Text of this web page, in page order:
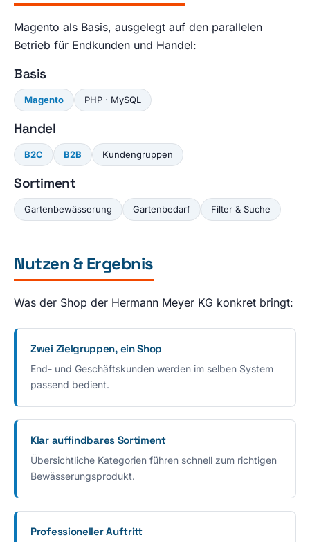
Magento als Basis, ausgelegt auf den parallelen
Betrieb für Endkunden und Handel:
Basis
Magento PHP · MySQL
Handel
B2C B2B Kundengruppen
Sortiment
Gartenbewässerung Gartenbedarf Filter & Suche
Nutzen & Ergebnis
Was der Shop der Hermann Meyer KG konkret bringt:
Zwei Zielgruppen, ein Shop
End- und Geschäftskunden werden im selben System
passend bedient.
Klar auffindbares Sortiment
Übersichtliche Kategorien führen schnell zum richtigen
Bewässerungsprodukt.
Professioneller Auftritt